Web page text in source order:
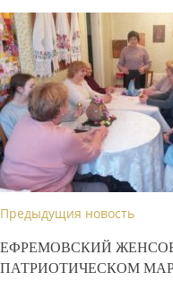
Предыдущия новость
ЕФРЕМОВСКИЙ
ПАТРИОТИЧЕСКОМ